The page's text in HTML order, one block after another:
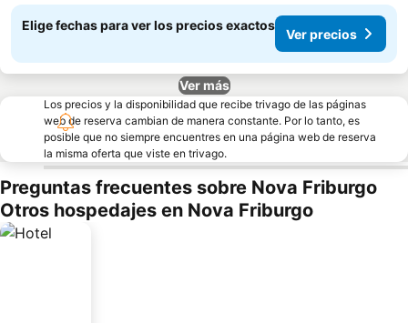
Elige fechas para ver los precios exactos
Ver precios
Ver más
Los precios y la disponibilidad que recibe trivago de las páginas
web de reserva cambian de manera constante. Por lo tanto, es
posible que no siempre encuentres en una página web de reserva
la misma oferta que viste en trivago.
Preguntas frecuentes sobre Nova Friburgo
Otros hospedajes en Nova Friburgo